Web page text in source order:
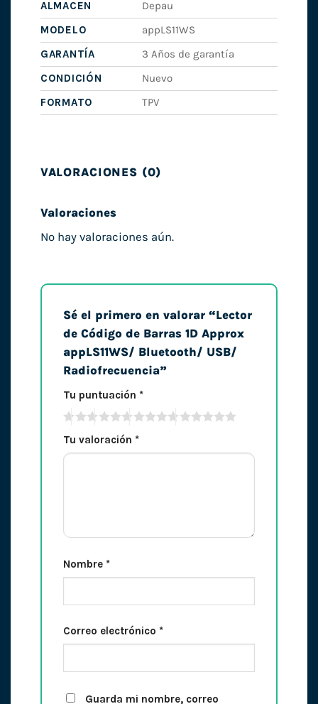
ALMACEN
Depau
MODELO
appLS11WS
GARANTÍA
3 Años de garantía
CONDICIÓN
Nuevo
FORMATO
TPV
VALORACIONES (0)
Valoraciones
No hay valoraciones aún.
Sé el primero en valorar “Lector
de Código de Barras 1D Approx
appLS11WS/ Bluetooth/ USB/
Radiofrecuencia”
Tu puntuación *
Tu valoración *
Nombre *
Correo electrónico *
Guarda mi nombre, correo